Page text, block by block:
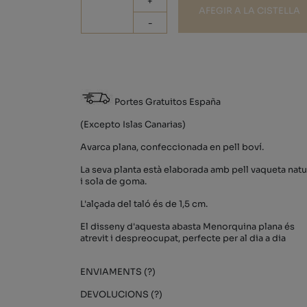
-
AFEGIR A LA CISTELLA
Portes Gratuitos España
(Excepto Islas Canarias)
Avarca plana, confeccionada en pell boví.
La seva planta està elaborada amb pell vaqueta
i sola de goma.
L'alçada del taló és de 1,5 cm.
El disseny d'aquesta abasta Menorquina plana és
atrevit i despreocupat, perfecte per al dia a dia
ENVIAMENTS (?)
DEVOLUCIONS (?)